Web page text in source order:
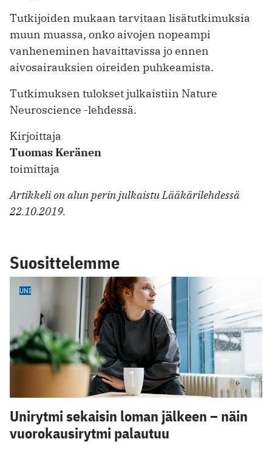
Tutkijoiden mukaan tarvitaan lisätutkimuksia
muun muassa, onko aivojen nopeampi
vanheneminen havaittavissa jo ennen
aivosairauksien oireiden puhkeamista.
Tutkimuksen tulokset julkaistiin Nature
Neuroscience -lehdessä.
Kirjoittaja
Tuomas Keränen
toimittaja
Artikkeli on alun perin julkaistu Lääkärilehdessä
22.10.2019.
Suosittelemme
UNI
Unirytmi sekaisin loman jälkeen – näin
vuorokausirytmi palautuu